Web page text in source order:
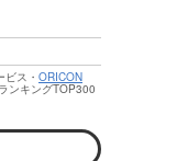
ス・ ORICON
ンキングTOP300